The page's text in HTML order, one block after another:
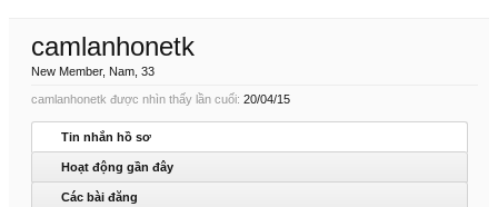
camlanhonetk
New Member, Nam, 33
camlanhonetk được nhìn thấy lần cuối: 20/04/15
Tin nhắn hồ sơ
Hoạt động gần đây
Các bài đăng